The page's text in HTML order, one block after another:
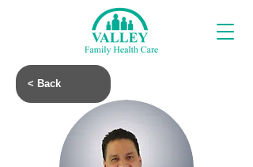
< Back